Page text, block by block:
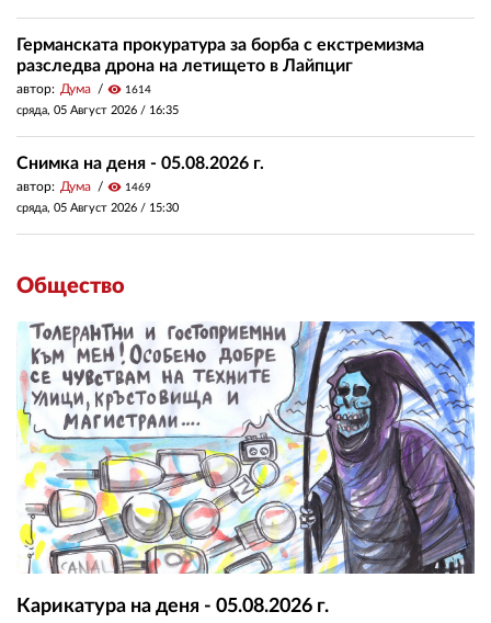
Германската прокуратура за борба с екстремизма
разследва дрона на летището в Лайпциг
автор: Дума visibility 1614
сряда, 05 Август 2026 / 16:35
Снимка на деня - 05.08.2026 г.
автор: Дума visibility 1469
сряда, 05 Август 2026 / 15:30
Общество
Карикатура на деня - 05.08.2026 г.